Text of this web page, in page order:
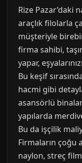
Rize Pazar’daki
araçlık filolarla
müşteriyle
firma sahibi,
yapar,
Bu keşif
hacmi gibi
asansörlü
yapılarda
Bu da işçilik
Firmaların çoğu
naylon, streç